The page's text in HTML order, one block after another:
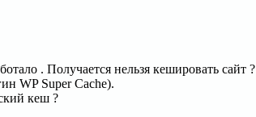
. Получается нельзя кешировать сайт ?
WP Super Cache).
кеш ?